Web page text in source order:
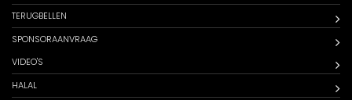
TERUGBELLEN
SPONSORAANVRAAG
VIDEO'S
HALAL